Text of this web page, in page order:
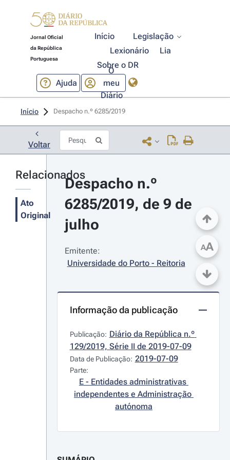
Jornal Oficial
da República
Portuguesa
Início
Legislação
Lexionário
Lia
Sobre o DR
Ajuda
O
meu
Diário
Início Despacho n.º 6285/2019
Voltar
Relacionados
Ato
Original
Despacho n.º
6285/2019, de 9 de
julho
Emitente:
Universidade do Porto - Reitoria
Informação da publicação
Publicação: Diário da República n.º
129/2019, Série II de 2019-07-09
Data de Publicação: 2019-07-09
Parte:
E - Entidades administrativas
independentes e Administração
autónoma
AA